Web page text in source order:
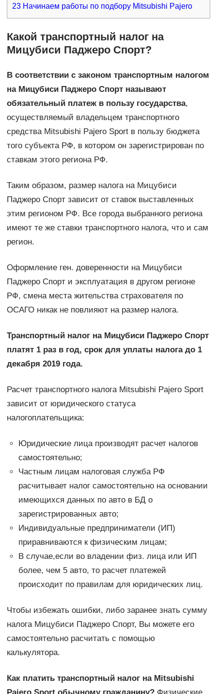
23Начинаем работы по подбору Mitsubishi Pajero
Какой транспортный налог на
Мицубиси Паджеро Спорт?
В соответствии с законом транспортным налогом
на Мицубиси Паджеро Спорт называют
обязательный платеж в пользу государства,
осуществляемый владельцем транспортного
средства Mitsubishi Pajero Sport в пользу бюджета
того субъекта РФ, в котором он зарегистрирован по
ставкам этого региона РФ.
Таким образом, размер налога на Мицубиси
Паджеро Спорт зависит от ставок выставленных
этим регионом РФ. Все города выбранного региона
имеют те же ставки транспортного налога, что и сам
регион.
Оформление ген. доверенности на Мицубиси
Паджеро Спорт и эксплуатация в другом регионе
РФ, смена места жительства страхователя по
ОСАГО никак не повлияют на размер налога.
Транспортный налог на Мицубиси Паджеро Спорт
платят 1 раз в год, срок для уплаты налога до 1
декабря 2019 года.
Расчет транспортного налога Mitsubishi Pajero Sport
зависит от юридического статуса
налогоплательщика:
Юридические лица производят расчет налогов
самостоятельно;
Частным лицам налоговая служба РФ
расчитывает налог самостоятельно на основании
имеющихся данных по авто в БД о
зарегистрированных авто;
Индивидуальные предприниматели (ИП)
приравниваются к физическим лицам;
В случае,если во владении физ. лица или ИП
более, чем 5 авто, то расчет платежей
происходит по правилам для юридических лиц.
Чтобы избежать ошибки, либо заранее знать сумму
налога Мицубиси Паджеро Спорт, Вы можете его
самостоятельно расчитать с помощью
калькулятора.
Как платить транспортный налог на Mitsubishi
Pajero Sport обычному гражданину?Физические